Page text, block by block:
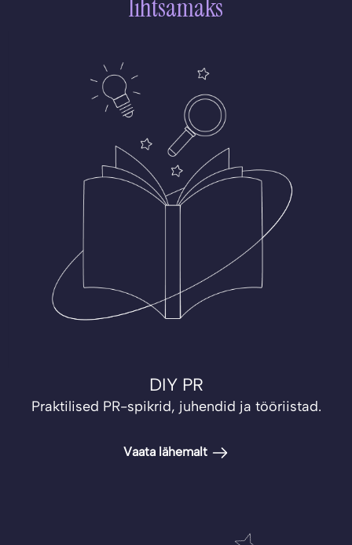
lihtsamaks
DIY PR
Praktilised PR-spikrid, juhendid ja tööriistad.
Vaata lähemalt